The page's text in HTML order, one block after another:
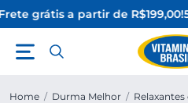
grátis a partir de R$199,00!
Home / Durma Melhor /